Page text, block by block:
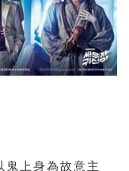
上身為故意主